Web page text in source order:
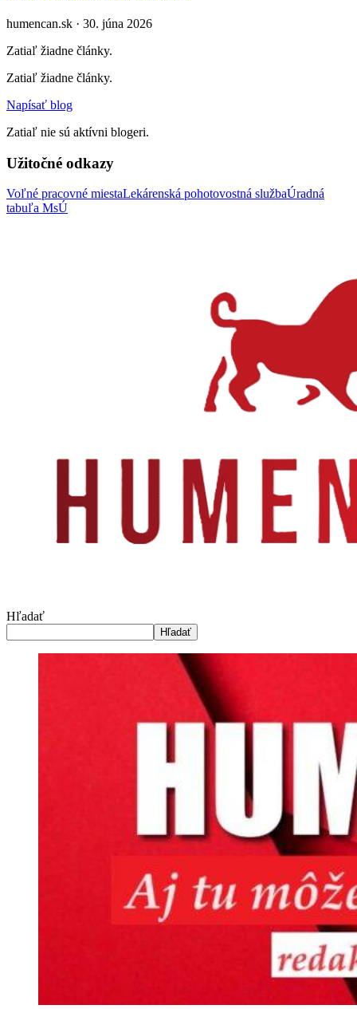
humencan.sk · 30. júna 2026
Zatiaľ žiadne články.
Zatiaľ žiadne články.
Napísať blog
Zatiaľ nie sú aktívni blogeri.
Užitočné odkazy
Voľné pracovné miestaLekárenská pohotovostná službaÚradná
tabuľa MsÚ
Hľadať
Hľadať